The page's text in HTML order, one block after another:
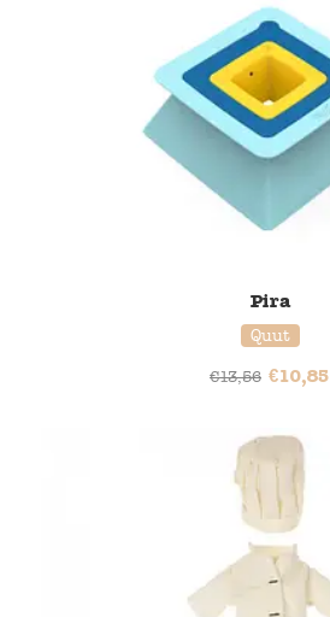
Pira
Quut
€13,56 €10,85